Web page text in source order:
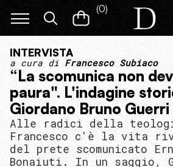
(0)
INTERVISTA
a cura di Francesco Subiaco
“La scomunica non
paura". L'indagine
Giordano Bruno Guerri
Alle radici della
Francesco c'è la vita
del prete scomunicato
Bonaiuti. In un saggio,